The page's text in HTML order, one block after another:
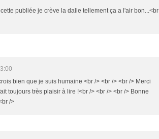
publiée je crève la dalle tellement ça a l'air bon...<br
bien que je suis humaine <br /> <br /> <br /> Merci
toujours très plaisir à lire !<br /> <br /> <br /> Bonne
/>